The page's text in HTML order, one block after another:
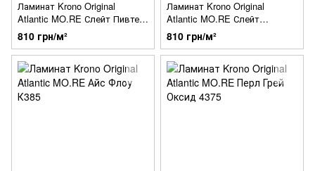
Ламинат Krono Original
Atlantic MO.RE Слейт Пивте
К388
810 грн/м²
Ламинат Krono Original
Atlantic MO.RE Слейт
Силверадо К387
810 грн/м²